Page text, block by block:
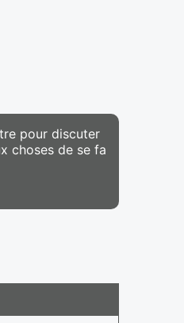
pour discuter
choses de se fa